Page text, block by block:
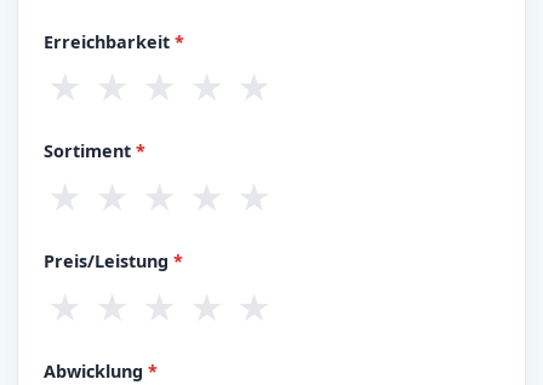
Erreichbarkeit*
★ ★ ★ ★ ★
Sortiment*
★ ★ ★ ★ ★
Preis/Leistung*
★ ★ ★ ★ ★
Abwicklung*